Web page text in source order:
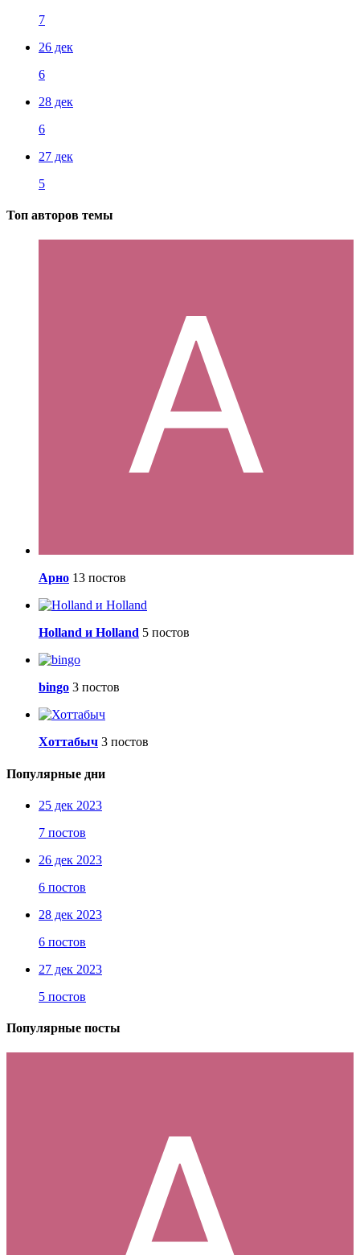
7
26 дек
6
28 дек
6
27 дек
5
Топ авторов темы
Арно 13 постов
Holland и Holland 5 постов
bingo 3 постов
Хоттабыч 3 постов
Популярные дни
25 дек 2023
7 постов
26 дек 2023
6 постов
28 дек 2023
6 постов
27 дек 2023
5 постов
Популярные посты